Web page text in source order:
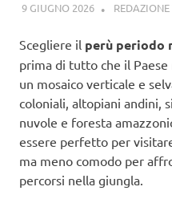
9 GIUGNO 2026
Scegliere il perù periodo
prima di tutto che il Paese
un mosaico verticale e
coloniali, altopiani andini,
nuvole e foresta
essere perfetto per
ma meno comodo per
percorsi nella giungla.